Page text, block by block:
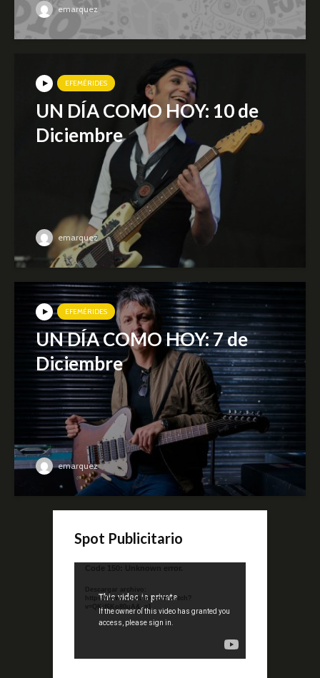
emarquez
EFEMÉRIDES
UN DÍA COMO HOY: 10 de
Diciembre
emarquez
EFEMÉRIDES
UN DÍA COMO HOY: 7 de
Diciembre
emarquez
Spot Publicitario
Reproductor
video
Code 150: Unknown error.
Descargar archivo:
https://www.youtube.com/watch?
v=QKif6Ko80uA&_=1